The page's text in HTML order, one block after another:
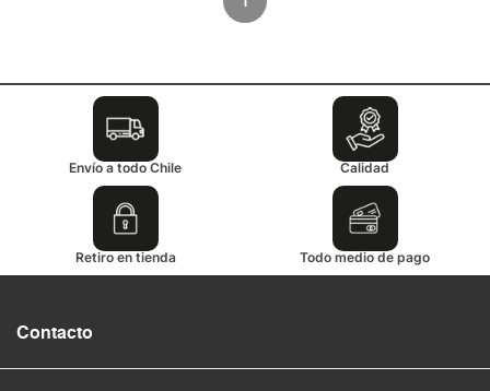
Envío a todo Chile Calidad
Retiro en tienda Todo medio de pago
Contacto